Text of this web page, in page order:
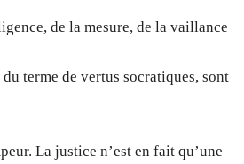
de la mesure, de la vaillance
terme de vertus socratiques, sont
La justice n’est en fait qu’une